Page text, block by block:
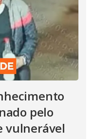
pelo
vulnerável